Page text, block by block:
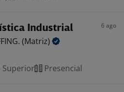
Industrial 6 ago
(Matriz)
Superior Presencial